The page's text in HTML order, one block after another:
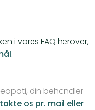
i vores FAQ herover,
.
din behandler
os pr. mail eller